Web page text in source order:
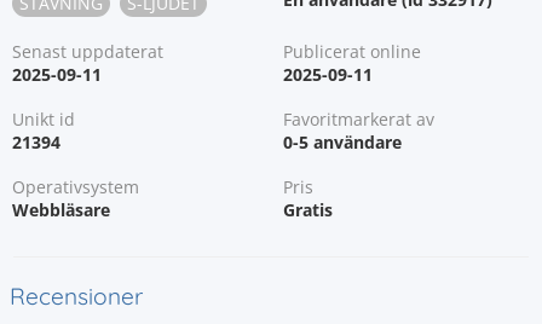
Senast uppdaterat
2025-09-11
Publicerat online
2025-09-11
Unikt id
21394
Favoritmarkerat av
0-5 användare
Operativsystem
Webbläsare
Pris
Gratis
Recensioner